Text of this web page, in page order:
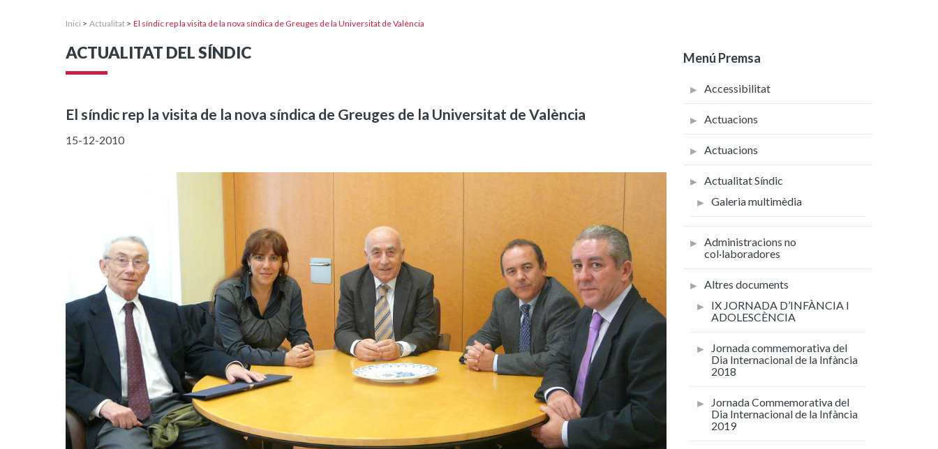
Inici > Actualitat> El síndic rep la visita de la nova síndica de Greuges de la Universitat de València
ACTUALITAT DEL SÍNDIC
El síndic rep la visita de la nova síndica de Greuges de la Universitat de València
15-12-2010
Menú Premsa
Accessibilitat
Actuacions
Actuacions
Actualitat Síndic
Galeria multimèdia
Administracions no
col·laboradores
Altres documents
IX JORNADA D’INFÀNCIA I
ADOLESCÈNCIA
Jornada commemorativa del
Dia Internacional de la Infància
2018
Jornada Commemorativa del
Dia Internacional de la Infància
2019